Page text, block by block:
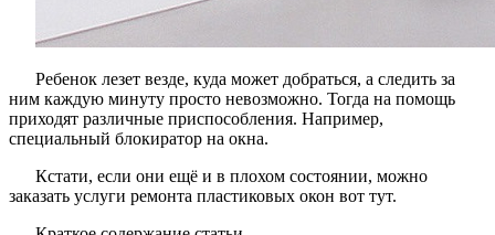
Ребенок лезет везде, куда может добраться, а следить за
ним каждую минуту просто невозможно. Тогда на помощь
приходят различные приспособления. Например,
специальный блокиратор на окна.
Кстати, если они ещё и в плохом состоянии, можно
заказать услуги ремонта пластиковых окон вот тут.